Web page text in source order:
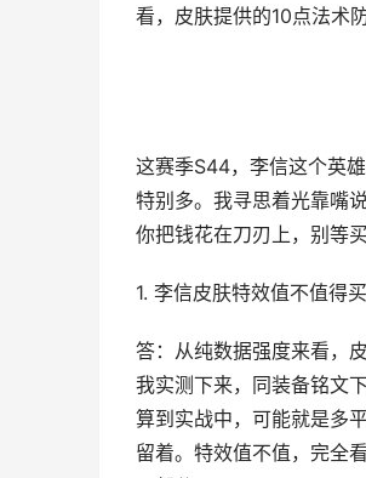
看，皮肤提供的10点法术
这赛季S44，李信这个英
特别多。我寻思着光靠嘴
你把钱花在刀刃上，别等
1. 李信皮肤特效值不值得
答：从纯数据强度来看，
我实测下来，同装备铭文
算到实战中，可能就是多
留着。特效值不值，完全